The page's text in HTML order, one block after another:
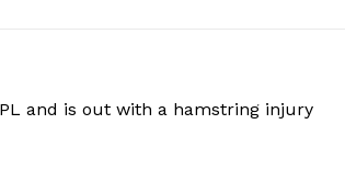
and is out with a hamstring injury